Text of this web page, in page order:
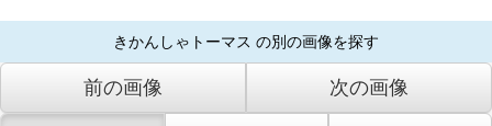
きかんしゃトーマス の別の画像を探す
前の画像 次の画像